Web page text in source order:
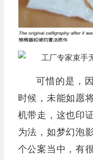
可惜的是，
时候，未能如愿
机带走，这也印
为法，如梦幻泡
个公案当中，有